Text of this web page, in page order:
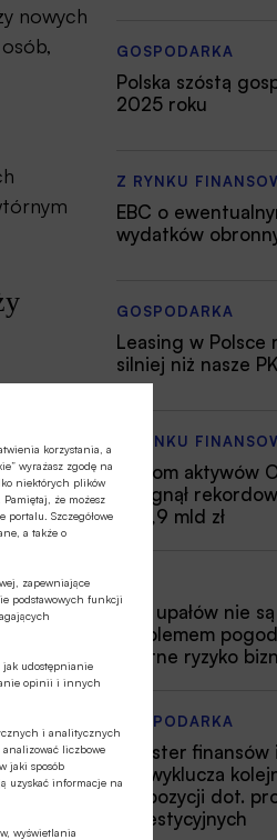
korzystania, a
wyrażasz zgodę na
niektórych plików
że możesz
portalu. Szczegółowe
a także o
zapewniające
podstawowych funkcji
udostępnianie
opinii i innych
i analitycznych
liczbowe
jaki sposób
uzyskać informacje na
wyświetlania
nowych
w
GOSPODARKA
Polska szóstą
2025 roku
Z RYNKU
EBC o
wydatków
GOSPODARKA
Leasing w Polsce
silniej niż nasze
Z RYNKU
Poziom aktywów
osiągnął
354,9 mld zł
Fale upałów nie
problemem
istotne ryzyko
GOSPODARKA
Minister
nie wyklucza
propozycji dot.
inwestycyjnych